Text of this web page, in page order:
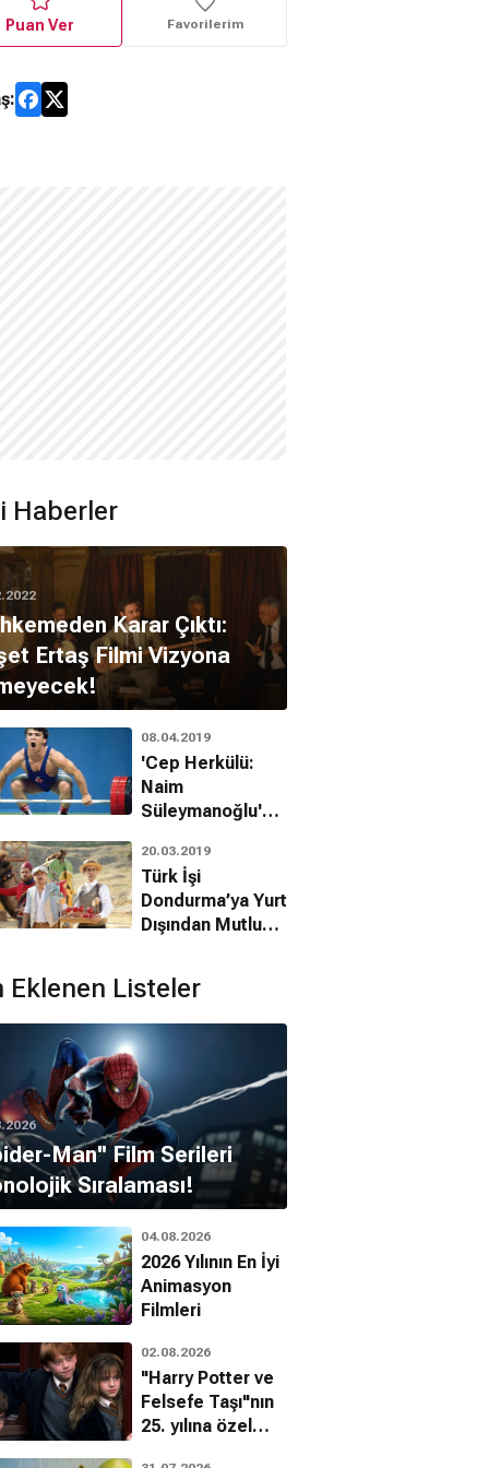
Puan Ver Favorilerim
Haberler
Karar Çıktı:
Ertaş Filmi Vizyona
08.04.2019
'Cep Herkülü:
Naim
Süleymanoğlu'
Teaser
20.03.2019
Türk İşi
Dondurma’ya Yurt
Dışından Mutlu
Eklenen Listeler
Man'' Film Serileri
Sıralaması!
04.08.2026
2026 Yılının En İyi
Animasyon
Filmleri
02.08.2026
"Harry Potter ve
Felsefe Taşı"nın
25. yılına özel